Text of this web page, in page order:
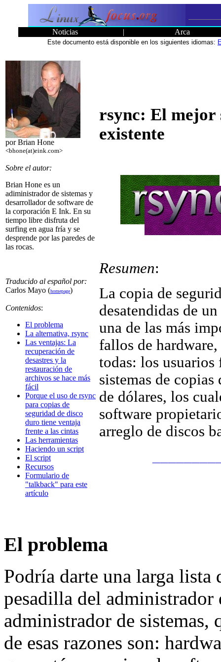
Noticias | Arca
Este documento está disponible en los siguientes idiomas:
por Brian Hone
<bhone(at)eink.com>
Sobre el autor:
Brian Hone es un
adiministrador de sistemas y
desarrollador de software de
la corporación E Ink. En su
tiempo libre disfruta del
surfing en agua fría y se
desprende por las paredes de
las rocas.
Traducido al español por:
Carlos Mayo (homepage)
Contenidos:
El problema
La alternativa, rsync
Las ventajas: La
recuperación de
desastres y la
restauración de
archivos se hace más
fácil
Porque el uso de rsync
para copias de
seguridad de disco
duro tiene ventaja
frente a las cintas
Las herramientas
Haciendo un script
El script
Recursos
Formulario de
"talkback" para este
artículo
rsync: El mejor
existente
Resumen:
La copia de
desatendidas de
una de las más
fallos de
todas: los
sistemas de
de dólares, los
software
arreglo de discos
El problema
Podría darte una larga lista
pesadilla del administrador
administrador de sistemas,
de esas razones son: